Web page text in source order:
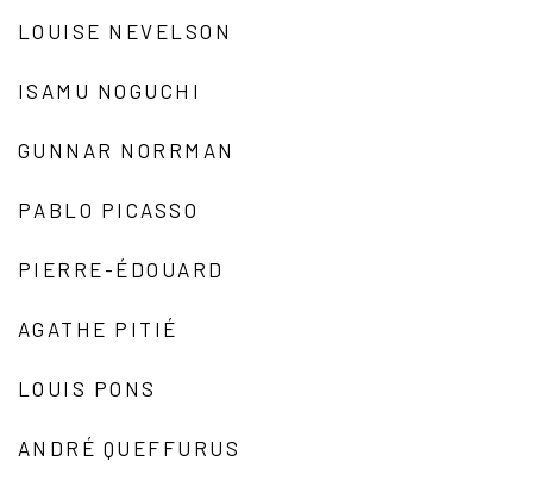
LOUISE NEVELSON
ISAMU NOGUCHI
GUNNAR NORRMAN
PABLO PICASSO
PIERRE-ÉDOUARD
AGATHE PITIÉ
LOUIS PONS
ANDRÉ QUEFFURUS